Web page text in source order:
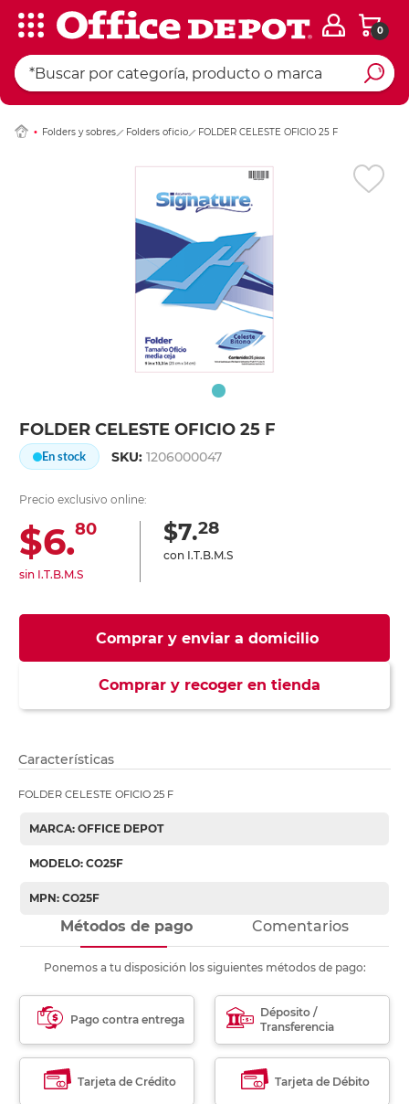
0
Folders y sobres Folders oficio FOLDER CELESTE OFICIO 25 F
FOLDER CELESTE OFICIO 25 F
En stock SKU:1206000047
Precio exclusivo online:
$6.80
sin I.T.B.M.S
$7.28
con I.T.B.M.S
Comprar y enviar a domicilio
Comprar y recoger en tienda
Ingresar Codigo
Características
FOLDER CELESTE OFICIO 25 F
MARCA: OFFICE DEPOT
MODELO: CO25F
MPN: CO25F
Métodos de pago Comentarios
Ponemos a tu disposición los siguientes métodos de pago:
Pago contra entrega
Déposito /
Transferencia
Tarjeta de Crédito Tarjeta de Débito